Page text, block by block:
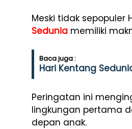
Meski tidak sepopuler
Sedunia memiliki
Baca juga :
Hari Kentang
Peringatan ini
lingkungan pertama
depan anak.